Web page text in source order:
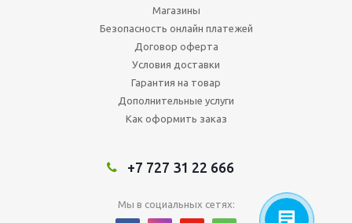
Магазины
Безопасность онлайн платежей
Договор оферта
Условия доставки
Гарантия на товар
Дополнительные услуги
Как оформить заказ
+7 727 31 22 666
Мы в социальных сетях: